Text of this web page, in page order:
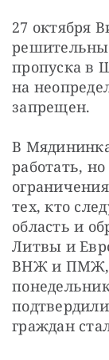
27 октября
пропуска в
на
запрещен.
В
работать,
тех, кто
область и
Литвы и
ВНЖ и ПМЖ,
граждан